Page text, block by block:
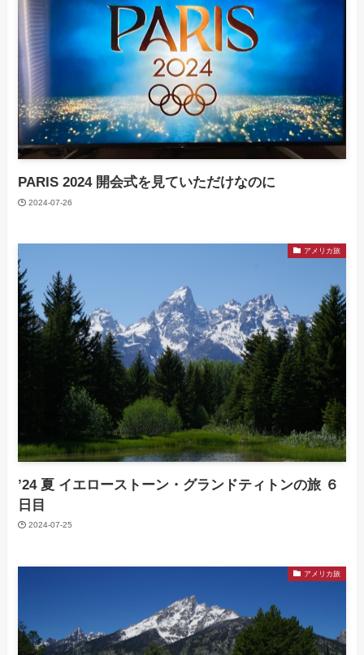
PARIS 2024 開会式を見ていただけなのに
2024-07-26
アメリカ旅
’24 夏 イエローストーン・グランドティトンの旅 ６
日目
2024-07-25
アメリカ旅